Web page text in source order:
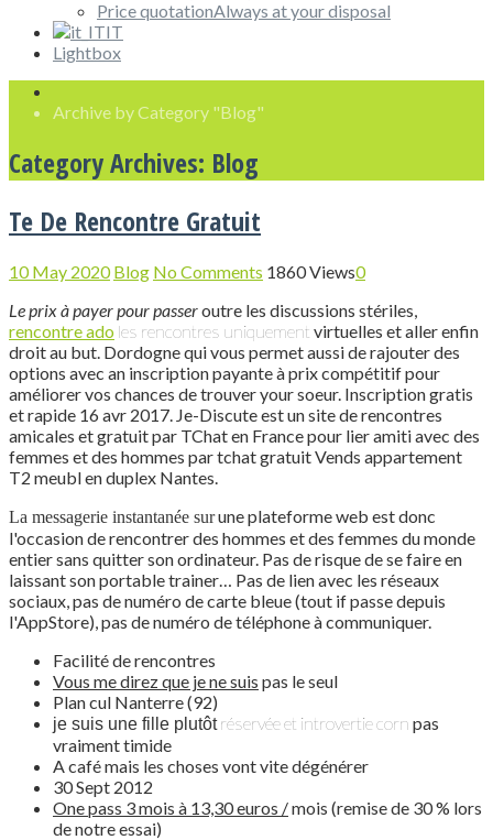
Price quotationAlways at your disposal
IT
Lightbox
Archive by Category "Blog"
Category Archives: Blog
Te De Rencontre Gratuit
10 May 2020 Blog No Comments 1860 Views0
Le prix à payer pour passeroutre les discussions stériles,
rencontre ado les rencontres uniquement virtuelles et aller enfin
droit au but. Dordogne qui vous permet aussi de rajouter des
options avec an inscription payante à prix compétitif pour
améliorer vos chances de trouver your soeur. Inscription gratis
et rapide 16 avr 2017. Je-Discute est un site de rencontres
amicales et gratuit par TChat en France pour lier amiti avec des
femmes et des hommes par tchat gratuit Vends appartement
T2 meubl en duplex Nantes.
La messagerie instantanée surune plateforme web est donc
l'occasion de rencontrer des hommes et des femmes du monde
entier sans quitter son ordinateur. Pas de risque de se faire en
laissant son portable trainer… Pas de lien avec les réseaux
sociaux, pas de numéro de carte bleue (tout if passe depuis
l'AppStore), pas de numéro de téléphone à communiquer.
Facilité de rencontres
Vous me direz que je ne suis pas le seul
Plan cul Nanterre (92)
je suis une fille plutôt réservée et introvertie corn pas
vraiment timide
A café mais les choses vont vite dégénérer
30 Sept 2012
One pass 3 mois à 13,30 euros /mois (remise de 30 % lors
de notre essai)